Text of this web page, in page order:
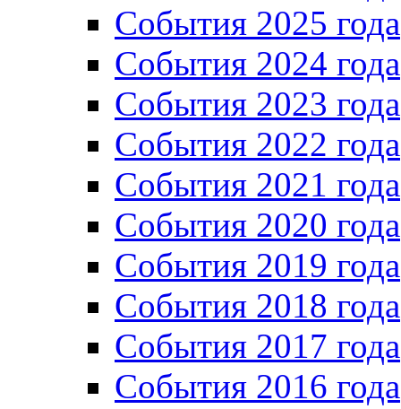
События 2025 года
События 2024 года
События 2023 года
Cобытия 2022 года
Cобытия 2021 года
События 2020 года
События 2019 года
События 2018 года
События 2017 года
События 2016 года